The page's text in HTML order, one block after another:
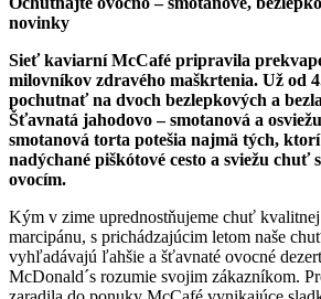
novinky
Sieť kaviarní McCafé pripravila
milovníkov zdravého maškrtenia. Už od
pochutnať na dvoch bezlepkových a
Šťavnatá jahodovo – smotanová a
smotanová torta potešia najmä tých,
nadýchané piškótové cesto a sviežu chuť
ovocím.
Kým v zime uprednostňujeme chuť
marcipánu, s prichádzajúcim letom naše
vyhľadávajú ľahšie a šťavnaté ovocné
McDonald´s rozumie svojim zákazníkom.